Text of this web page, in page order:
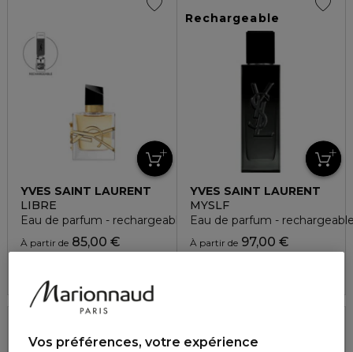
YVES SAINT LAURENT
LIBRE
Eau de parfum - rechargeable
À partir de 85,00 €
Rechargeable
YVES SAINT LAURENT
MYSLF
Eau de parfum -
À partir de97,00 €
Exclusivité
Vos préférences, votre expérience